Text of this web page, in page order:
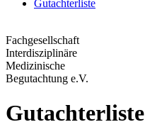
Gutachterliste
Fachgesellschaft
Interdisziplinäre
Medizinische
Begutachtung e.V.
Gutachterliste